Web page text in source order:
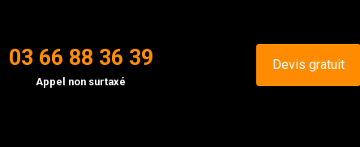
03 66 88 36 39
Appel non surtaxé
Devis gratuit